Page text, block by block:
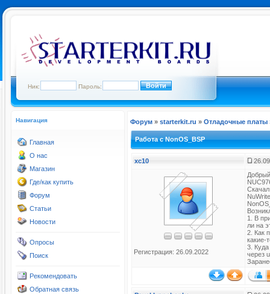
Ник: Пароль:
Навигация
Главная
О нас
Магазин
Где/как купить
Форум
Статьи
Новости
Опросы
Поиск
Рекомендовать
Обратная связь
Форум » starterkit.ru » Отладочные платы
Работа с NonOS_BSP
xc10
Регистрация: 26.09.2022
1. В
ли на
2. Как
какие-
3.
через